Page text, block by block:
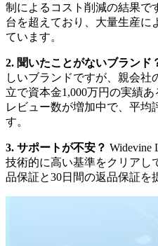
制によるコスト削減の結果で
台を超えており、大量生産に
ています。
2. 聞いたことがないブランド
しいブランドですが、親会社
立で資本金1,000万円の実績
レビュー数が増加中で、平均
す。
3. サポートが不安？ Widevine
技術的に高い基準をクリアし
品保証と30日間の返品保証を